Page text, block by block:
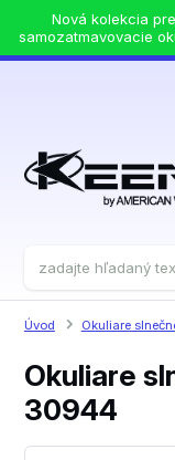
Nová kolekcia
samozatmavovacie
Úvod Okuliare
Okuliare
30944